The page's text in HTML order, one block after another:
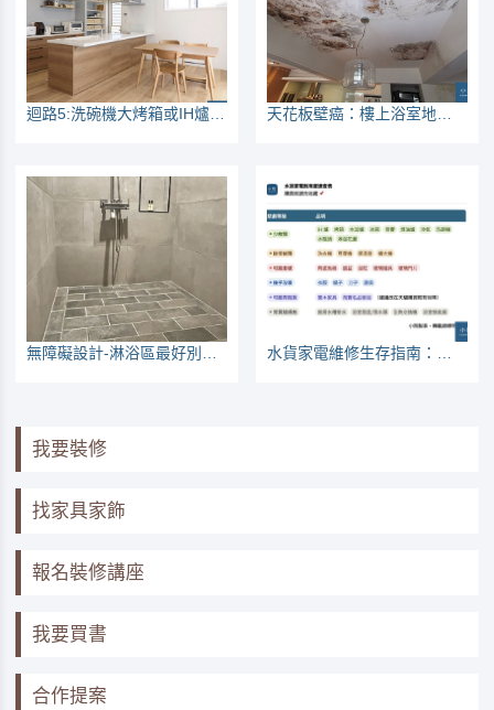
我要裝修
找家具家飾
報名裝修講座
我要買書
合作提案